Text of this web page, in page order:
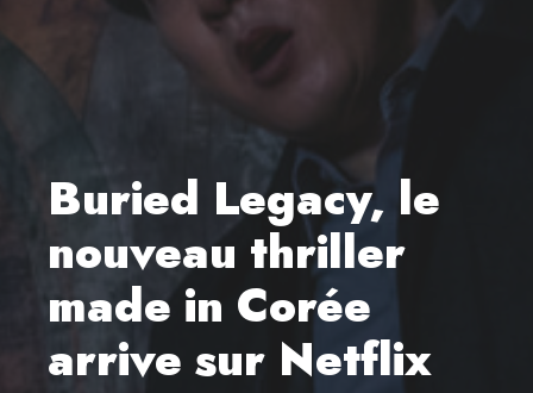
Buried Legacy, le
nouveau thriller
made in Corée
arrive sur Netflix